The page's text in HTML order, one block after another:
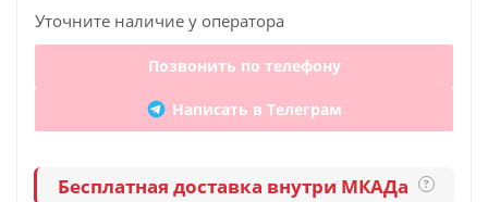
Уточните наличие у оператора
Позвонить по телефону
Написать в Телеграм
Бесплатная доставка внутри МКАДа ?